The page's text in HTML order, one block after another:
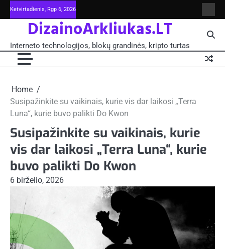
Skip
to
Ketvirtadienis, Rgp 6, 2026
ir
blokų
DizainoArkliukas.LT
Interneto technologijos, blokų grandinės, kripto turtas
Home
Susipažinkite su vaikinais, kurie vis dar laikosi „Terra
Luna“, kurie buvo palikti Do Kwon
Susipažinkite su vaikinais, kurie
vis dar laikosi „Terra Luna“, kurie
buvo palikti Do Kwon
6 birželio, 2026